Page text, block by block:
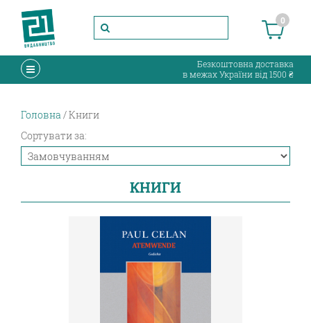
0
Безкоштовна доставка
в межах України від 1500 ₴
Головна Книги
Сортувати за:
КНИГИ